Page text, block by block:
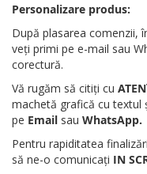
Personalizare produs:
După plasarea comenzii,
veți primi pe e-mail sau
corectură.
Vă rugăm să citiți cu
machetă grafică cu textul
pe Email sau WhatsApp.
Pentru rapiditatea
să ne-o comunicați IN